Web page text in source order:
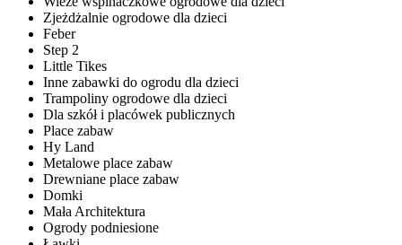
Zjeżdżalnie ogrodowe dla dzieci
Feber
Step 2
Little Tikes
Inne zabawki do ogrodu dla dzieci
Trampoliny ogrodowe dla dzieci
Dla szkół i placówek publicznych
Place zabaw
Hy Land
Metalowe place zabaw
Drewniane place zabaw
Domki
Mała Architektura
Ogrody podniesione